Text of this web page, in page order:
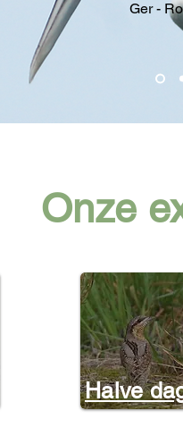
Ger -
Onze
Halve